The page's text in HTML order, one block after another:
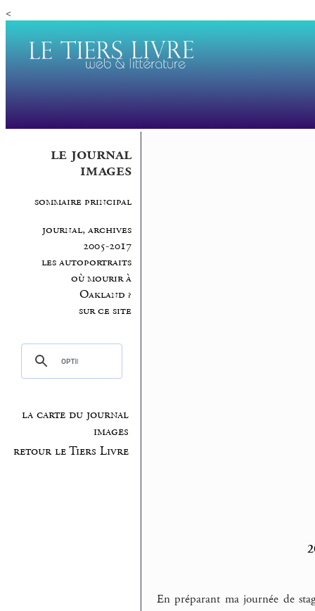
<
le journal
images
sommaire principal
journal, archives
2005-2017
les autoportraits
où mourir à
Oakland ?
sur ce site
la carte du journal
images
retour le Tiers Livre
En préparant ma journée de